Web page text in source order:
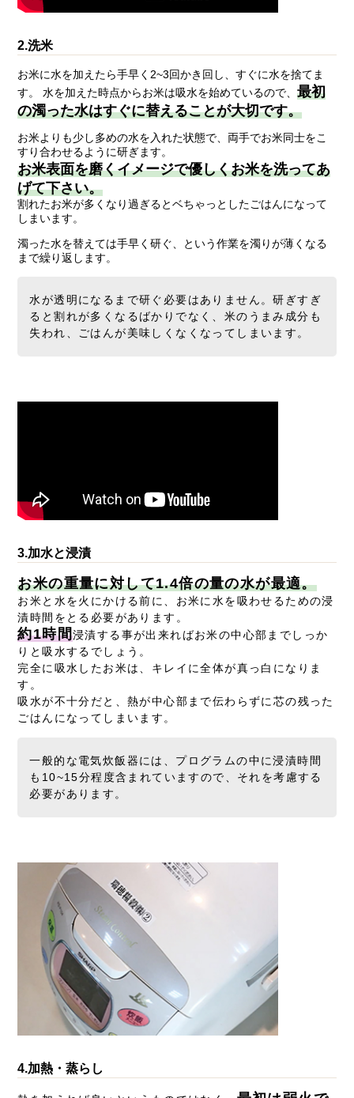
2.洗米
お米に水を加えたら手早く2~3回かき回し、すぐに水を捨てま
す。 水を加えた時点からお米は吸水を始めているので、最初
の濁った水はすぐに替えることが大切です。
お米よりも少し多めの水を入れた状態で、両手でお米同士をこ
すり合わせるように研ぎます。
お米表面を磨くイメージで優しくお米を洗ってあ
げて下さい。
割れたお米が多くなり過ぎるとベちゃっとしたごはんになって
しまいます。
濁った水を替えては手早く研ぐ、という作業を濁りが薄くなる
まで繰り返します。
水が透明になるまで研ぐ必要はありません。研ぎすぎ
ると割れが多くなるばかりでなく、米のうまみ成分も
失われ、ごはんが美味しくなくなってしまいます。
3.加水と浸漬
お米の重量に対して1.4倍の量の水が最適。
お米と水を火にかける前に、お米に水を吸わせるための浸
漬時間をとる必要があります。
約1時間浸漬する事が出来ればお米の中心部までしっか
りと吸水するでしょう。
完全に吸水したお米は、キレイに全体が真っ白になりま
す。
吸水が不十分だと、熱が中心部まで伝わらずに芯の残った
ごはんになってしまいます。
一般的な電気炊飯器には、プログラムの中に浸漬時間
も10~15分程度含まれていますので、それを考慮する
必要があります。
4.加熱・蒸らし